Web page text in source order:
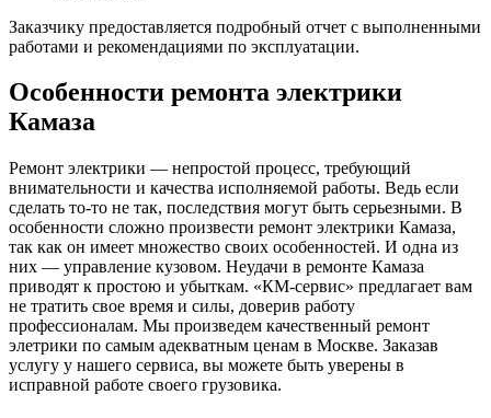
Заказчику предоставляется подробный отчет с выполненными
работами и рекомендациями по эксплуатации.
Особенности ремонта электрики
Камаза
Ремонт электрики — непростой процесс, требующий
внимательности и качества исполняемой работы. Ведь если
сделать то-то не так, последствия могут быть серьезными. В
особенности сложно произвести ремонт электрики Камаза,
так как он имеет множество своих особенностей. И одна из
них — управление кузовом. Неудачи в ремонте Камаза
приводят к простою и убыткам. «КМ-сервис» предлагает вам
не тратить свое время и силы, доверив работу
профессионалам. Мы произведем качественный ремонт
элетрики по самым адекватным ценам в Москве. Заказав
услугу у нашего сервиса, вы можете быть уверены в
исправной работе своего грузовика.